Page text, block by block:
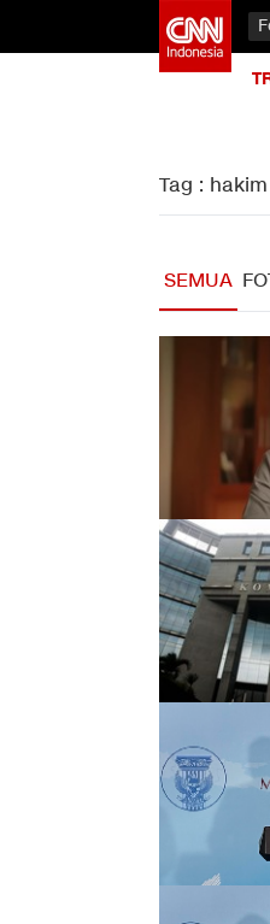
Tag :
SEMUA